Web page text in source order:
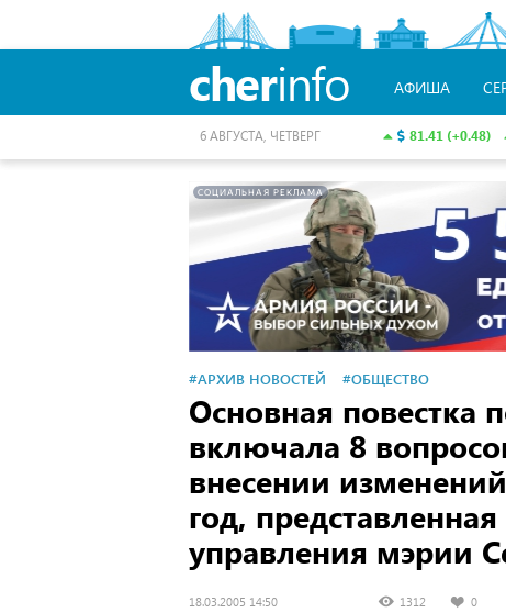
cherinfo АФИША
81.41 (+0.48)
6 АВГУСТА, ЧЕТВЕРГ
СОЦИАЛЬНАЯ РЕКЛАМА
#АРХИВ НОВОСТЕЙ #ОБЩЕСТВО
Основная повестка
включала 8
внесении
год,
управления мэрии
18.03.2005 14:50 1312 0